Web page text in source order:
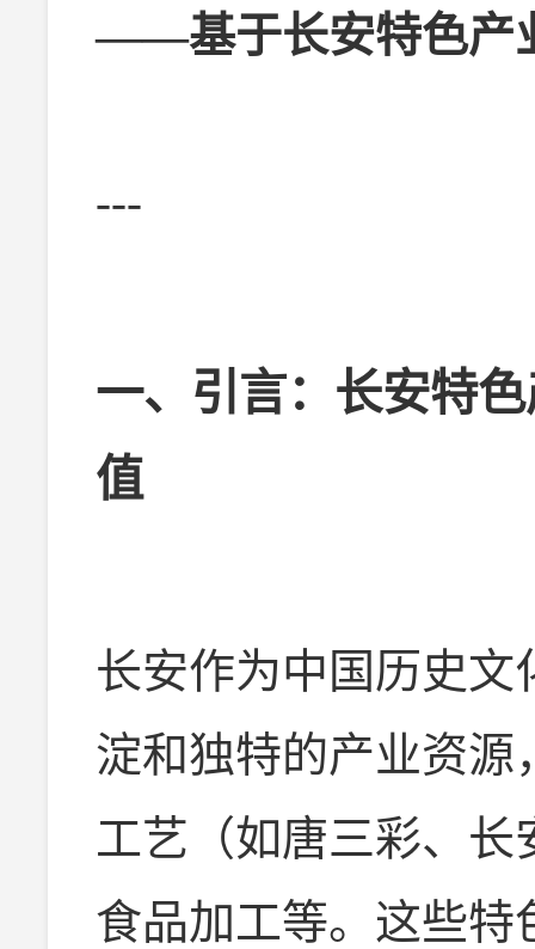
——基于长安特色产
---
一、引言：长安特
值
长安作为中国历史
淀和独特的产业资源
工艺（如唐三彩、
食品加工等。这些特